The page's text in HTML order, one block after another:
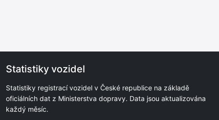
Statistiky vozidel
Statistiky registrací vozidel v České republice na základě
oficiálních dat z Ministerstva dopravy. Data jsou aktualizována
každý měsíc.